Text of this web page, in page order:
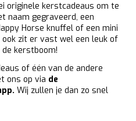
originele kerstcadeaus om te
naam gegraveerd, een
Horse knuffel of een mini
zit er vast wel een leuk of
kerstboom!
of één van de andere
ons op via de
Wij zullen je dan zo snel